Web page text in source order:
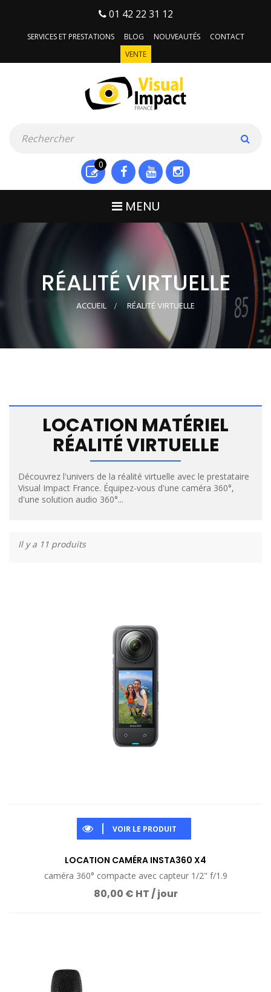
01 42 22 31 12
SERVICES ET PRESTATIONS BLOG NOUVEAUTÉS
CONTACT
VENTE
0
MENU
RÉALITÉ VIRTUELLE
ACCUEIL > RÉALITÉ VIRTUELLE
LOCATION MATÉRIEL
RÉALITÉ VIRTUELLE
Découvrez l'univers de la réalité virtuelle avec le prestataire
Visual Impact France. Équipez-vous d'une caméra 360°,
d'une solution audio 360°...
Il y a 11 produits
VOIR LE PRODUIT
LOCATION CAMÉRA INSTA360 X4
caméra 360° compacte avec capteur 1/2" f/1.9
80,00 € HT / jour